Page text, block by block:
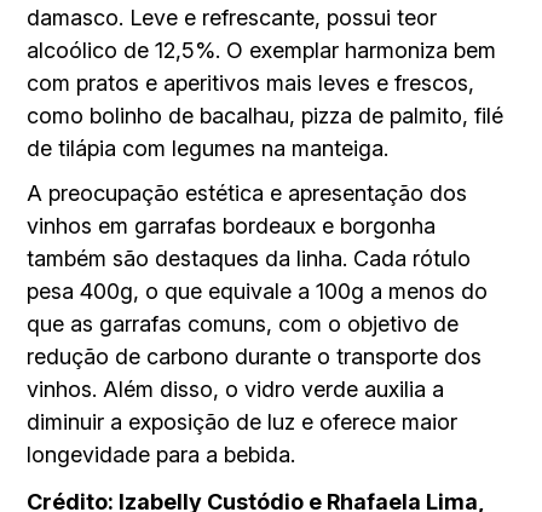
damasco. Leve e refrescante, possui teor
alcoólico de 12,5%. O exemplar harmoniza bem
com pratos e aperitivos mais leves e frescos,
como bolinho de bacalhau, pizza de palmito, filé
de tilápia com legumes na manteiga.
A preocupação estética e apresentação dos
vinhos em garrafas bordeaux e borgonha
também são destaques da linha. Cada rótulo
pesa 400g, o que equivale a 100g a menos do
que as garrafas comuns, com o objetivo de
redução de carbono durante o transporte dos
vinhos. Além disso, o vidro verde auxilia a
diminuir a exposição de luz e oferece maior
longevidade para a bebida.
Crédito: Izabelly Custódio e Rhafaela Lima,